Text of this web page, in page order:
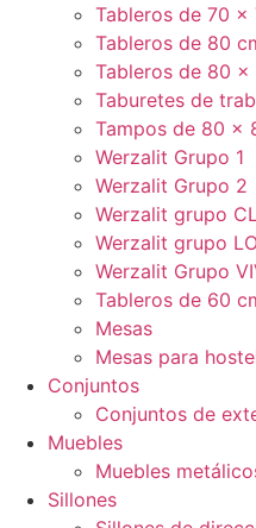
Tableros de 70 x
Tableros de 80
Tableros de 80 x
Taburetes de
Tampos de 80 x
Werzalit Grupo 1
Werzalit Grupo 2
Werzalit grupo
Werzalit grupo
Werzalit Grupo
Tableros de 60
Mesas
Mesas para
Conjuntos
Conjuntos de
Muebles
Muebles
Sillones